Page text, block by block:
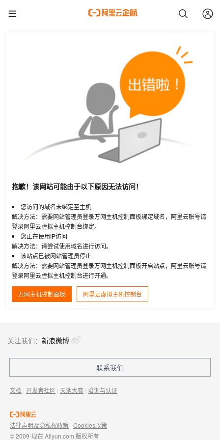
抱歉！该网站可能由于以下原因无法访问！
您访问的域名未绑定至主机
解决方法：需要网站管理员登录万网主机控制面板绑定域名，阿里云账号请
登录阿里云虚拟主机控制台绑定。
您正在使用IP访问
解决方法：请尝试使用域名进行访问。
该站点已被网站管理员停止
解决方法：需要网站管理员登录万网主机控制面板开启站点，阿里云账号请
登录阿里云虚拟主机控制台进行开通。
万网主机控制面板 阿里云虚拟主机控制台